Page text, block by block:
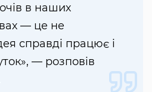
в наших
— це не
справді працює і
— розповів